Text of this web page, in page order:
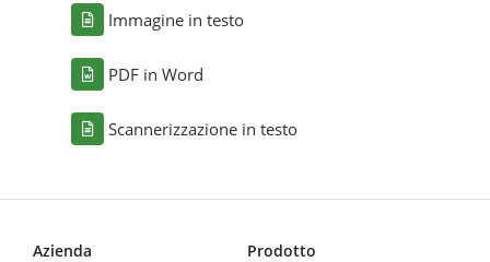
Immagine in testo
PDF in Word
Scannerizzazione in testo
Azienda Prodotto